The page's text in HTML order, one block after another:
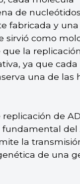
de nucleótidos
fabricada y una
sirvió como
que la
ya que cada
una de las
replicación de
fundamental del
la
de una